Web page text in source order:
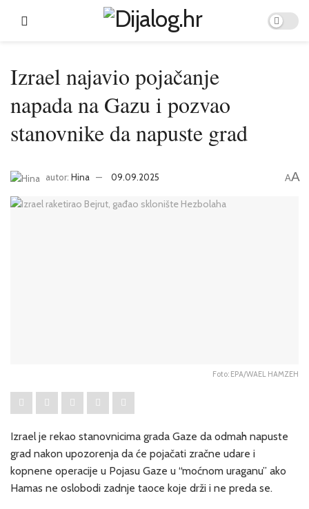
Izrael najavio pojačanje
napada na Gazu i pozvao
stanovnike da napuste grad
autor: Hina 09.09.2025 AA
Foto: EPA/WAEL HAMZEH
Izrael je rekao stanovnicima grada Gaze da odmah napuste
grad nakon upozorenja da će pojačati zračne udare i
kopnene operacije u Pojasu Gaze u “moćnom uraganu” ako
Hamas ne oslobodi zadnje taoce koje drži i ne preda se.